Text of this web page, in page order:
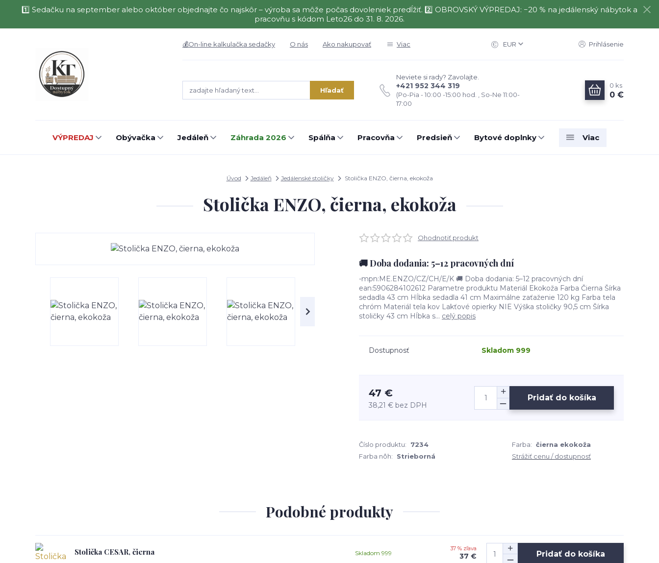
1️⃣ Sedačku na september alebo október objednajte čo najskôr – výroba sa môže počas dovoleniek predĺžiť. 2️⃣ OBROVSKÝ VÝPREDAJ: −20 % na jedálenský nábytok a
pracovňu s kódom Leto26 do 31. 8. 2026.
💰On-line kalkulačka sedačky O nás Ako nakupovať Viac EUR Prihlásenie
Hľadať
Neviete si rady? Zavolajte.
+421 952 344 319
(Po-Pia - 10:00 -15:00 hod. , So-Ne 11:00-
17:00
0 ks
0 €
VÝPREDAJ Obývačka Jedáleň Záhrada 2026 Spálňa Pracovňa Predsieň Bytové doplnky Viac
Úvod Jedáleň Jedálenské stoličky Stolička ENZO, čierna, ekokoža
Stolička ENZO, čierna, ekokoža
Ohodnotiť produkt
🚚 Doba dodania: 5–12 pracovných dní
-mpn:ME.ENZO/CZ/CH/E/K 🚚 Doba dodania: 5–12 pracovných dní
ean:5906284102612 Parametre produktu Materiál Ekokoža Farba Čierna Šírka
sedadla 43 cm Hĺbka sedadla 41 cm Maximálne zaťaženie 120 kg Farba tela
chróm Materiál tela kov Lakťové opierky NIE Výška stoličky 90,5 cm Šírka
stoličky 43 cm Hĺbka s... celý popis
Dostupnosť Skladom 999
47 €
38,21 € bez DPH
Pridať do košíka
Číslo produktu: 7234 Farba: čierna ekokoža
Farba nôh:
Strieborná Strážiť cenu / dostupnosť
Podobné produkty
Stolička CESAR, čierna 37 % zľava
37 €
Skladom 999 Pridať do košíka